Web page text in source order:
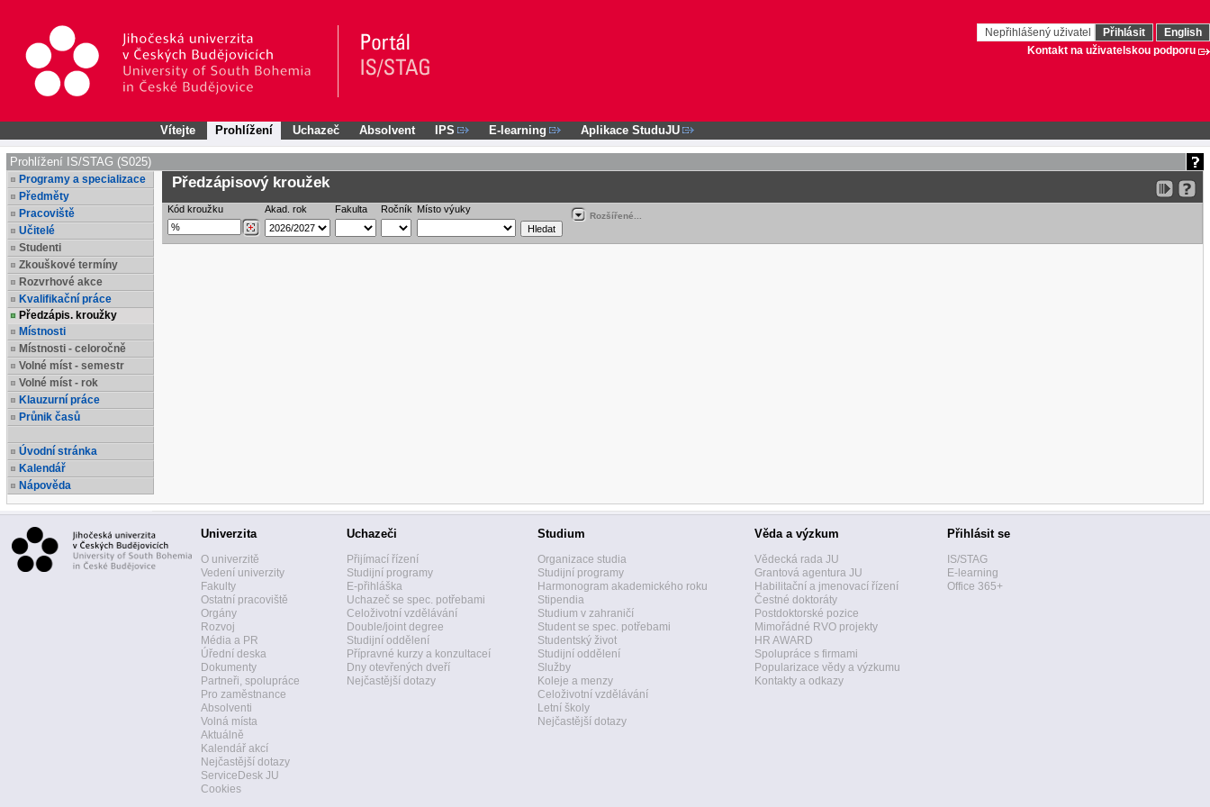
Nepřihlášený uživatel Přihlásit
English
Kontakt na uživatelskou podporu
Vítejte Prohlížení Uchazeč Absolvent IPS E-learning Aplikace StuduJU
Prohlížení IS/STAG (S025)
Programy a specializace
Předměty
Pracoviště
Učitelé
Studenti
Zkouškové termíny
Rozvrhové akce
Kvalifikační práce
Předzápis. kroužky
Místnosti
Místnosti - celoročně
Volné míst - semestr
Volné míst - rok
Klauzurní práce
Průnik časů
Úvodní stránka
Kalendář
Nápověda
Předzápisový kroužek
Kód kroužku Akad. rok Fakulta Ročník Místo výuky
Rozšířené...
Univerzita
O univerzitě
Vedení univerzity
Fakulty
Ostatní pracoviště
Orgány
Rozvoj
Média a PR
Úřední deska
Dokumenty
Partneři, spolupráce
Pro zaměstnance
Absolventi
Volná místa
Aktuálně
Kalendář akcí
Nejčastější dotazy
ServiceDesk JU
Cookies
Uchazeči
Přijímací řízení
Studijní programy
E-přihláška
Uchazeč se spec. potřebami
Celoživotní vzdělávání
Double/joint degree
Studijní oddělení
Přípravné kurzy a konzultaceí
Dny otevřených dveří
Nejčastější dotazy
Studium
Organizace studia
Studijní programy
Harmonogram akademického roku
Stipendia
Studium v zahraničí
Student se spec. potřebami
Studentský život
Studijní oddělení
Služby
Koleje a menzy
Celoživotní vzdělávání
Letní školy
Nejčastější dotazy
Věda a výzkum
Vědecká rada JU
Grantová agentura JU
Habilitační a jmenovací řízení
Čestné doktoráty
Postdoktorské pozice
Mimořádné RVO projekty
HR AWARD
Spolupráce s firmami
Popularizace vědy a výzkumu
Kontakty a odkazy
Přihlásit se
IS/STAG
E-learning
Office 365+